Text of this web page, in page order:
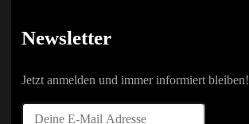
Newsletter
Jetzt anmelden und immer informiert bleiben!